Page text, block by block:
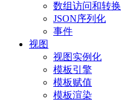
数组访问和转换
JSON序列化
事件
视图
视图实例化
模板引擎
模板赋值
模板渲染